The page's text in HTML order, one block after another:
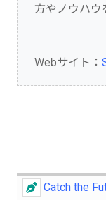
方やノウハウ
Webサイト：
Catch the